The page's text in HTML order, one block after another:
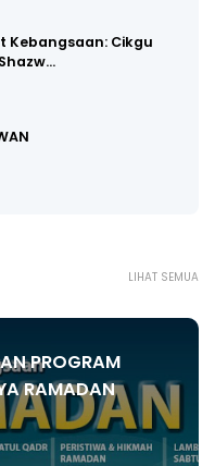
Kebangsaan: Cikgu
LIHAT SEMUA
PROGRAM
RAMADAN